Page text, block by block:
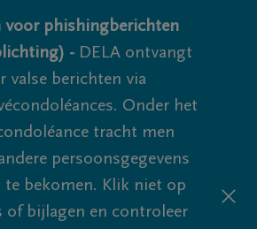
voor phishingberichten
- DELA ontvangt
valse berichten via
Onder het
tracht men
persoonsgegevens
te bekomen. Klik niet op
of bijlagen en controleer